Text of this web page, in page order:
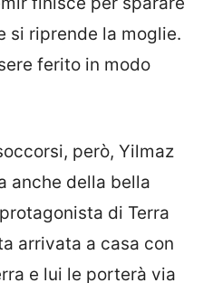
si riprende la moglie.
ferito in modo
però, Yilmaz
anche della bella
di Terra
arrivata a casa con
e lui le porterà via